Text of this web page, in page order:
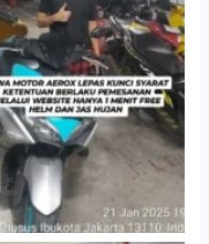
Cityplaza Jatinegara
Gedung Parkir P6A